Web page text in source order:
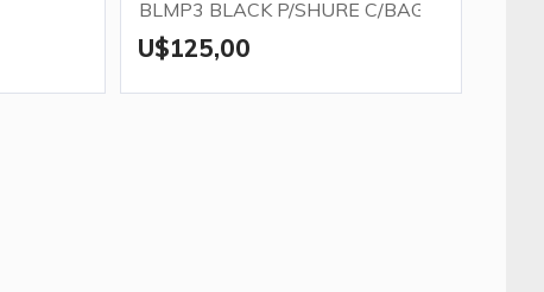
BLMP3 BLACK P/SHURE C/BAG
U$125,00